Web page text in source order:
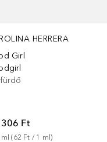
HERRERA
Girl
Ft
ml (62 Ft / 1 ml)